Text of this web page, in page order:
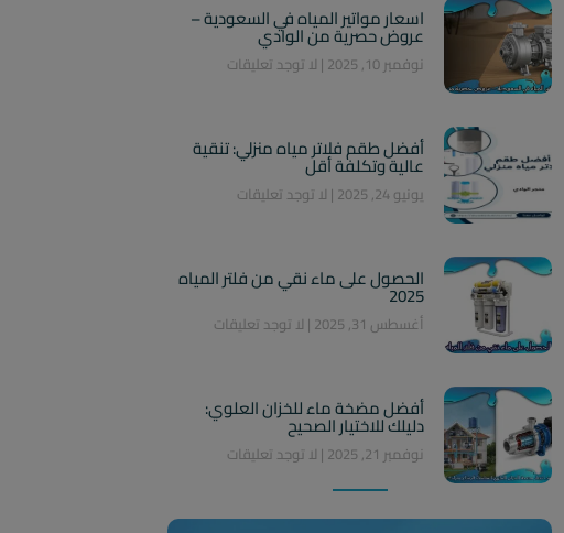
اسعار مواتير المياه في السعودية –
عروض حصرية من الوادي
نوفمبر 10, 2025 لا توجد تعليقات
أفضل طقم فلاتر مياه منزلي: تنقية
عالية وتكلفة أقل
يونيو 24, 2025 لا توجد تعليقات
الحصول على ماء نقي من فلتر المياه
2025
أغسطس 31, 2025 لا توجد تعليقات
أفضل مضخة ماء للخزان العلوي:
دليلك للاختيار الصحيح
نوفمبر 21, 2025 لا توجد تعليقات